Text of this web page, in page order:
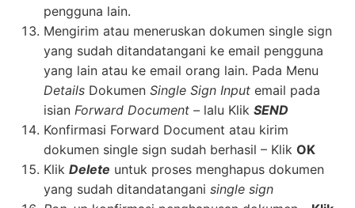
pengguna lain.
Mengirim atau meneruskan dokumen single sign
yang sudah ditandatangani ke email pengguna
yang lain atau ke email orang lain. Pada Menu
Details Dokumen Single Sign Input email pada
isian Forward Document – lalu Klik SEND
Konfirmasi Forward Document atau kirim
dokumen single sign sudah berhasil – Klik OK
Klik Delete untuk proses menghapus dokumen
yang sudah ditandatangani single sign